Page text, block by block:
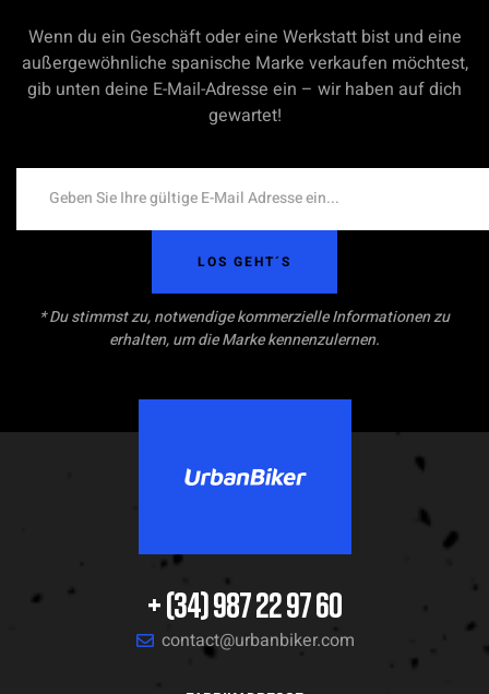
Wenn du ein Geschäft oder eine Werkstatt bist und eine
außergewöhnliche spanische Marke verkaufen möchtest,
gib unten deine E-Mail-Adresse ein – wir haben auf dich
gewartet!
LOS GEHT´S
* Du stimmst zu, notwendige kommerzielle Informationen zu
erhalten, um die Marke kennenzulernen.
+ (34) 987 22 97 60
contact@urbanbiker.com